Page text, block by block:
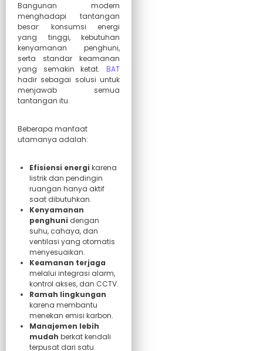
Bangunan modern
menghadapi tantangan
besar: konsumsi energi
yang tinggi, kebutuhan
kenyamanan penghuni,
serta standar keamanan
yang semakin ketat. BAT
hadir sebagai solusi untuk
menjawab semua
tantangan itu.
Beberapa manfaat
utamanya adalah:
Efisiensi energi karena
listrik dan pendingin
ruangan hanya aktif
saat dibutuhkan.
Kenyamanan
penghuni dengan
suhu, cahaya, dan
ventilasi yang otomatis
menyesuaikan.
Keamanan terjaga
melalui integrasi alarm,
kontrol akses, dan CCTV.
Ramah lingkungan
karena membantu
menekan emisi karbon.
Manajemen lebih
mudah berkat kendali
terpusat dari satu